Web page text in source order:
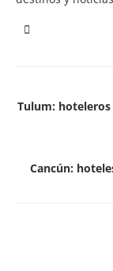
Tulum:
Cancún: